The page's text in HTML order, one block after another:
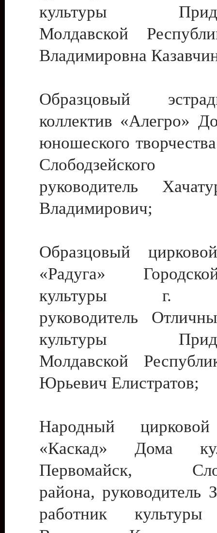
культуры
Молдавской
Владимировна
Образцовый
коллектив «Алегро»
юношеского
руководитель
Владимирович;
Образцовый
«Радуга»
культуры г.
руководитель
культуры
Молдавской
Юрьевич Елистратов;
Народный цирковой
«Каскад» Дома
Первомайск,
района, руководитель
работник культуры